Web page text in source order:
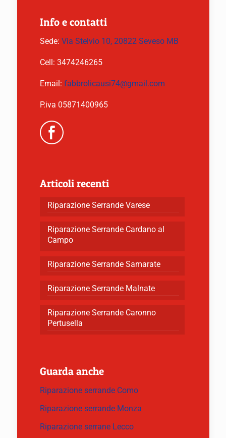
Info e contatti
Sede: Via Stelvio 10, 20822 Seveso MB
Cell: 3474246265
Email: fabbrolicausi74@gmail.com
P.iva 05871400965
Articoli recenti
Riparazione Serrande Varese
Riparazione Serrande Cardano al
Campo
Riparazione Serrande Samarate
Riparazione Serrande Malnate
Riparazione Serrande Caronno
Pertusella
Guarda anche
Riparazione serrande Como
Riparazione serrande Monza
Riparazione serrane Lecco